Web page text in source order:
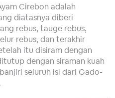
Cirebon adalah
diatasnya diberi
rebus, tauge rebus,
rebus, dan terakhir
itu disiram dengan
dengan siraman kuah
seluruh isi dari Gado-